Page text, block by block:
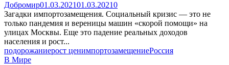
Добромир01.03.202101.03.20210
Загадки импортозамещения. Социальный кризис — это не
только пандемия и вереницы машин «скорой помощи» на
улицах Москвы. Еще это падение реальных доходов
населения и рост...
подорожаниерост ценимпортозамещениеРоссия
В Мире